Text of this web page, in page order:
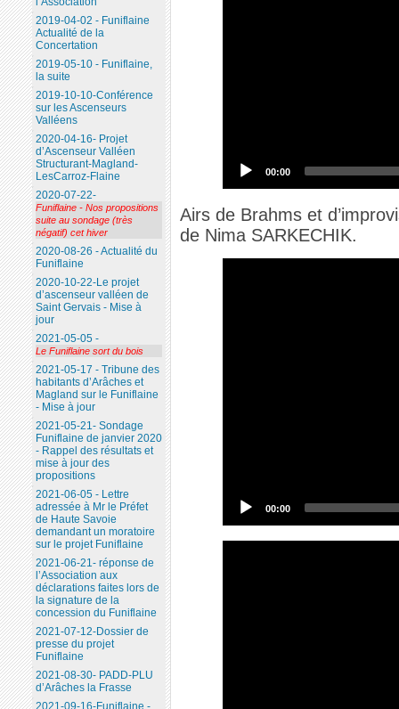
00:00
Airs de Brahms et
de Nima SARKECHIK.
00:00
2019-04-02 - Funiflaine
Actualité de la
Concertation
2019-05-10 - Funiflaine,
la suite
2019-10-10-Conférence
sur les Ascenseurs
Valléens
2020-04-16- Projet
d’Ascenseur Valléen
Structurant-Magland-
LesCarroz-Flaine
2020-07-22-
Funiflaine - Nos propositions
suite au sondage (très
négatif) cet hiver
2020-08-26 - Actualité du
Funiflaine
2020-10-22-Le projet
d’ascenseur valléen de
Saint Gervais - Mise à
jour
2021-05-05 -
Le Funiflaine sort du bois
2021-05-17 - Tribune des
habitants d’Arâches et
Magland sur le Funiflaine
- Mise à jour
2021-05-21- Sondage
Funiflaine de janvier 2020
- Rappel des résultats et
mise à jour des
propositions
2021-06-05 - Lettre
adressée à Mr le Préfet
de Haute Savoie
demandant un moratoire
sur le projet Funiflaine
2021-06-21- réponse de
l’Association aux
déclarations faites lors de
la signature de la
concession du Funiflaine
2021-07-12-Dossier de
presse du projet
Funiflaine
2021-08-30- PADD-PLU
d’Arâches la Frasse